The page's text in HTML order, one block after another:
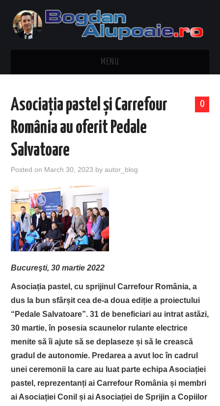
MENU
CONTACT
DRESS TO IMPRESS
TRAVEL
EVENIMENTE
BICICLETE
0
Asociația pastel și Carrefour
România au oferit Pedale
Salvatoare
Posted on March 30, 2023 byautor_blog
Bucureşti, 30 martie 2022
Asociația pastel, cu sprijinul Carrefour România, a
dus la bun sfârșit cea de-a doua ediție a proiectului
“Pedale Salvatoare”. 31 de beneficiari au intrat astăzi,
30 martie, în posesia scaunelor rulante electrice
menite să îi ajute să se deplaseze și să le crească
gradul de autonomie. Predarea a avut loc în cadrul
unei ceremonii la care au luat parte echipa Asociației
pastel, reprezentanți ai Carrefour România și membri
ai Asociației Conil și ai Asociației de Sprijin a Copiilor